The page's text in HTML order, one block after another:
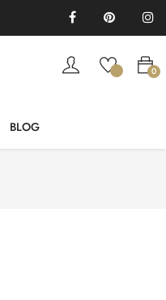
FacebookPinterest
0
BLOG